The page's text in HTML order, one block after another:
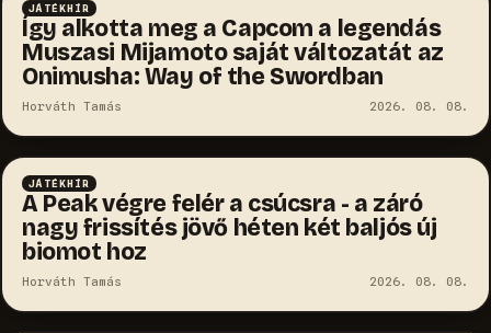
JÁTÉKHÍR
Így alkotta meg a Capcom a legendás
Muszasi Mijamoto saját változatát az
Onimusha: Way of the Swordban
Horváth Tamás 2026. 08. 08.
JÁTÉKHÍR
A Peak végre felér a csúcsra - a záró
nagy frissítés jövő héten két baljós új
biomot hoz
Horváth Tamás 2026. 08. 08.